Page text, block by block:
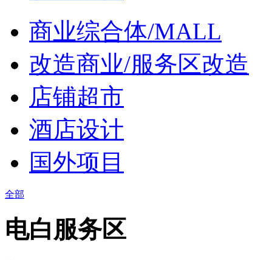
商业综合体/MALL
改造商业/服务区改造
店铺超市
酒店设计
国外项目
全部
电白服务区